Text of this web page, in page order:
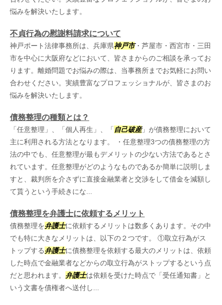
悩みを解決いたします。
不貞行為の慰謝料請求について
神戸ポート法律事務所は、兵庫県神戸市・芦屋市・西宮市・三田
市を中心に大阪府などにおいて、皆さまからのご相談を承ってお
ります。離婚問題でお悩みの際は、当事務所までお気軽にお問い
合わせください。実績豊富なプロフェッショナルが、皆さまのお
悩みを解決いたします。
債務整理の種類とは？
「任意整理」、「個人再生」、「 自己破産」が債務整理において
主に利用される方法となります。 ・任意整理3つの債務整理の方
法の中でも、任意整理が最もデメリットの少ない方法であるとさ
れています。任意整理がどのようなものであるか簡単に説明しま
すと、裁判所を介さずに直接金融業者と交渉をして借金を減額し
て貰うという手続きにな...
債務整理を弁護士に依頼するメリット
債務整理を弁護士に依頼するメリットは数多くあります。その中
でも特に大きなメリットは、以下の２つです。 ①取立行為がス
トップする弁護士に債務整理を依頼する最大のメリットは、依頼
した時点で金融業者などからの取立行為がストップするという点
だと思われます。 弁護士は依頼を受けた時点で「受任通知書」と
いう文書を債権者へ送付し...